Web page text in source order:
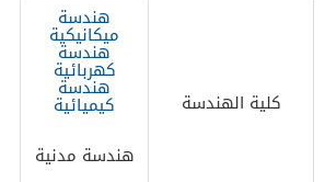
كلية الهندسة
​هندسة
ميكانيكية
هندسة
كهربائية
هندسة
كيميائية
​هندسة مدنية